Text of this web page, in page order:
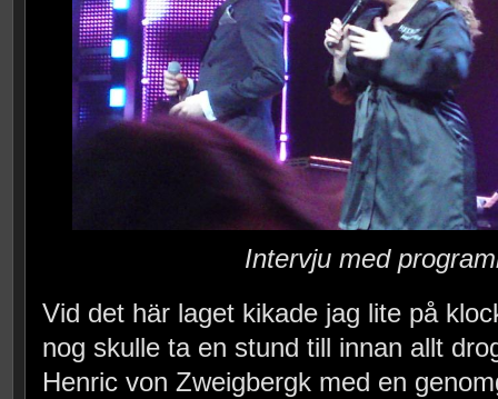
Intervju med
Vid det här laget kikade jag lite på
nog skulle ta en stund till innan allt
Henric von Zweigbergk med en